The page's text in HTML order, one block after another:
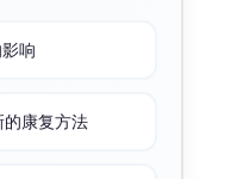
响
康复方法